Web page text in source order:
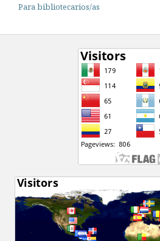
Para bibliotecarios/as